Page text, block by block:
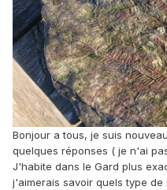
Bonjour a tous, je suis
quelques réponses ( je n'ai
J'habite dans le Gard plus
j'aimerais savoir quels type